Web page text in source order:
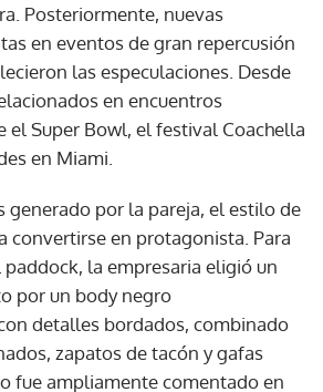
Posteriormente, nuevas
en eventos de gran repercusión
las especulaciones. Desde
en encuentros
el Super Bowl, el festival Coachella
en Miami.
generado por la pareja, el estilo de
convertirse en protagonista. Para
la empresaria eligió un
por un body negro
detalles bordados, combinado
zapatos de tacón y gafas
fue ampliamente comentado en